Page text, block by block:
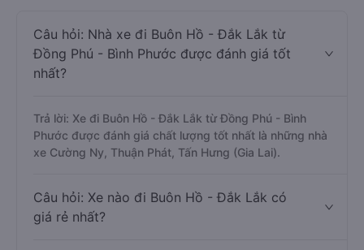
Câu hỏi: Nhà xe đi Buôn Hồ - Đắk Lắk từ
Đồng Phú - Bình Phước được đánh giá tốt
nhất?
Trả lời: Xe đi Buôn Hồ - Đắk Lắk từ Đồng Phú - Bình
Phước được đánh giá chất lượng tốt nhất là những nhà
xe Cường Ny, Thuận Phát, Tấn Hưng (Gia Lai).
Câu hỏi: Xe nào đi Buôn Hồ - Đắk Lắk có
giá rẻ nhất?